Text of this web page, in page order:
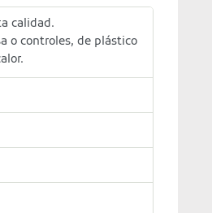
calidad.
o controles, de plástico